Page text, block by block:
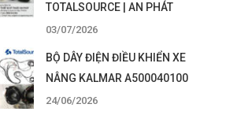
TOTALSOURCE | AN PHÁT
03/07/2026
BỘ DÂY ĐIỆN ĐIỀU KHIỂN XE
NÂNG KALMAR A500040100
24/06/2026